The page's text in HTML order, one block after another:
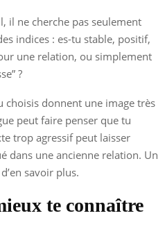
il ne cherche pas seulement
indices : es-tu stable, positif,
une relation, ou simplement
?
choisis donnent une image très
peut faire penser que tu
trop agressif peut laisser
dans une ancienne relation. Un
savoir plus.
te connaître